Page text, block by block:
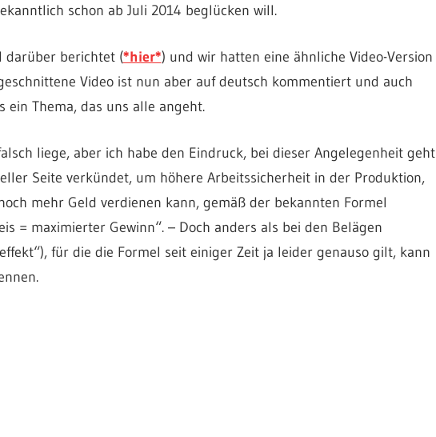
schon ab Juli 2014 beglücken will.
darüber berichtet (*hier*) und wir hatten eine ähnliche Video-Version
Video ist nun aber auf deutsch kommentiert und auch
ein Thema, das uns alle angeht.
liege, aber ich habe den Eindruck, bei dieser Angelegenheit geht
Seite verkündet, um höhere Arbeitssicherheit in der Produktion,
mehr Geld verdienen kann, gemäß der bekannten Formel
= maximierter Gewinn“. – Doch anders als bei den Belägen
für die die Formel seit einiger Zeit ja leider genauso gilt, kann